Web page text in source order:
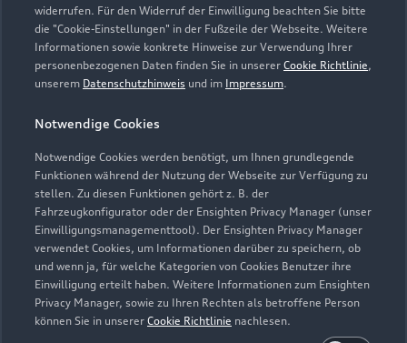
widerrufen. Für den Widerruf der Einwilligung beachten Sie bitte
die "Cookie-Einstellungen" in der Fußzeile der Webseite. Weitere
Informationen sowie konkrete Hinweise zur Verwendung Ihrer
personenbezogenen Daten finden Sie in unserer Cookie Richtlinie,
unserem Datenschutzhinweis und im Impressum.
Notwendige Cookies
Notwendige Cookies werden benötigt, um Ihnen grundlegende
Funktionen während der Nutzung der Webseite zur Verfügung zu
stellen. Zu diesen Funktionen gehört z. B. der
Fahrzeugkonfigurator oder der Ensighten Privacy Manager (unser
Einwilligungsmanagementtool). Der Ensighten Privacy Manager
verwendet Cookies, um Informationen darüber zu speichern, ob
und wenn ja, für welche Kategorien von Cookies Benutzer ihre
Einwilligung erteilt haben. Weitere Informationen zum Ensighten
Privacy Manager, sowie zu Ihren Rechten als betroffene Person
können Sie in unserer Cookie Richtlinie nachlesen.
Zurück nach oben
Modelle